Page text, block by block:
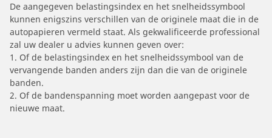
De aangegeven belastingsindex en het snelheidssymbool
kunnen enigszins verschillen van de originele maat die in de
autopapieren vermeld staat. Als gekwalificeerde professional
zal uw dealer u advies kunnen geven over:
1. Of de belastingsindex en het snelheidssymbool van de
vervangende banden anders zijn dan die van de originele
banden.
2. Of de bandenspanning moet worden aangepast voor de
nieuwe maat.